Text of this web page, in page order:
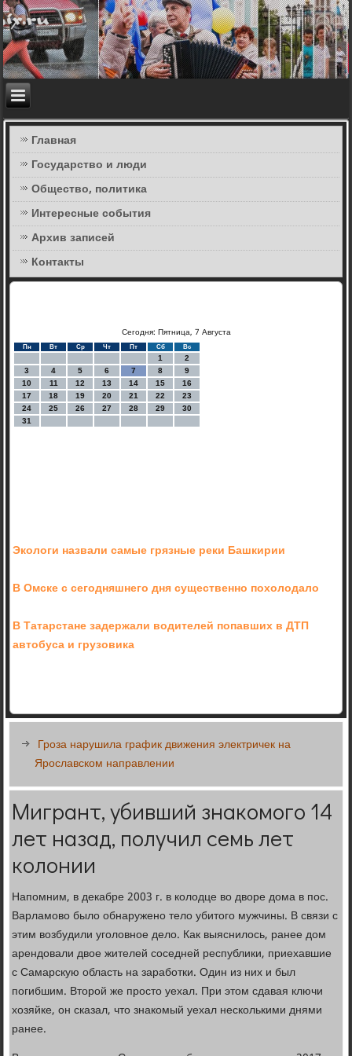
Главная
Государство и люди
Общество, политика
Интересные события
Архив записей
Контакты
Сегодня: Пятница, 7 Августа
Пн Вт Ср Чт Пт Сб Вс
1
2
3
4 5 6 7 8
9
10
11 12 13 14 15
16
17
18 19 20 21 22
23
24
25 26 27 28 29
30
31
Экологи назвали самые грязные реки Башкирии
В Омске c сегодняшнего дня существенно похолодало
В Татарстане задержали водителей попавших в ДТП
автобуса и грузовика
Гроза нарушила график движения электричек на
Ярославском направлении
Мигрант, убивший знакомого 14
лет назад, получил семь лет
колонии
Напомним, в декабре 2003 г. в колодце во дворе дома в пос.
Варламово было обнаружено тело убитого мужчины. В связи с
этим возбудили уголовное дело. Как выяснилось, ранее дом
арендовали двое жителей соседней республики, приехавшие
с Самарскую область на заработки. Один из них и был
погибшим. Второй же просто уехал. При этом сдавая ключи
хозяйке, он сказал, что знакомый уехал несколькими днями
ранее.